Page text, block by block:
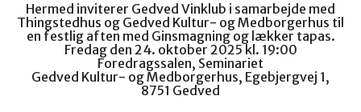
Hermed inviterer Gedved Vinklub i samarbejde med
Thingstedhus og Gedved Kultur- og Medborgerhus til
en festlig aften med Ginsmagning og lækker tapas.
Fredag den 24. oktober 2025 kl. 19:00
Foredragssalen, Seminariet
Gedved Kultur- og Medborgerhus, Egebjergvej 1,
8751 Gedved